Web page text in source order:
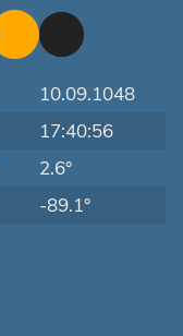
10.09.1048
17:40:56
2.6°
-89.1°